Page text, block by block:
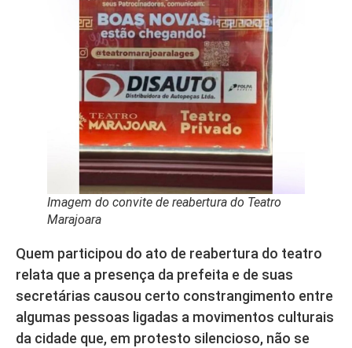
Imagem do convite de reabertura do Teatro
Marajoara
Quem participou do ato de reabertura do teatro
relata que a presença da prefeita e de suas
secretárias causou certo constrangimento entre
algumas pessoas ligadas a movimentos culturais
da cidade que, em protesto silencioso, não se